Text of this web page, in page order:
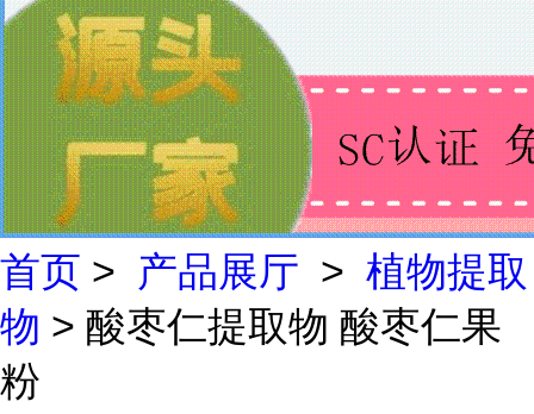
首页 > 产品展厅 > 植物提取
物 > 酸枣仁提取物 酸枣仁果
粉